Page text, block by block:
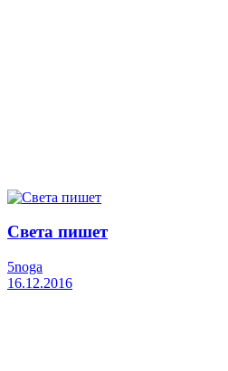
Света пишет
5noga
16.12.2016